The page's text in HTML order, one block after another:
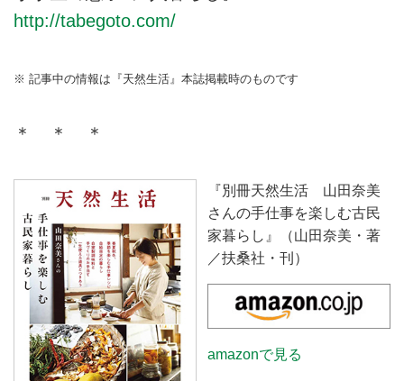
http://tabegoto.com/
※ 記事中の情報は『天然生活』本誌掲載時のものです
＊ ＊ ＊
『別冊天然生活 山田奈美
さんの手仕事を楽しむ古民
家暮らし』（山田奈美・著
／扶桑社・刊）
amazonで見る